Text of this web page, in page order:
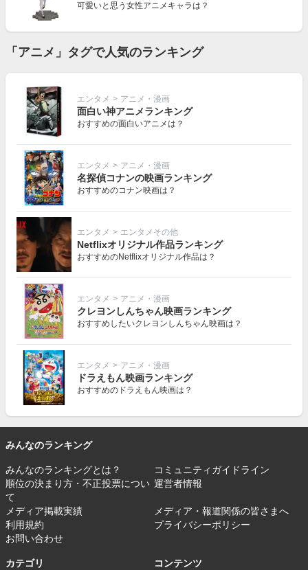
可愛いと思う女性アニメキャラは？
「アニメ」タグで人気のランキング
エンタメ > アニメ・漫画
面白い神アニメランキング
おすすめの面白いアニメは？
エンタメ > アニメ・漫画
名探偵コナンの映画ランキング
おすすめのコナン映画は？
エンタメ > エンタメその他
Netflixオリジナル作品ランキング
おすすめのNetflixオリジナル作品は？
エンタメ > アニメ・漫画
クレヨンしんちゃん映画ランキング
おすすめしたいクレヨンしんちゃん映画は？
エンタメ > アニメ・漫画
ドラえもん映画ランキング
おすすめのドラえもん映画は？
みんなのランキング
みんなのランキングとは？
コミュニティガイドライン
順位の決まり方・不正投票につい
て
運営者情報
メディア掲載実績
メディア・報道関係の皆さまへ
利用規約
プライバシーポリシー
お問い合わせ
カテゴリ コンテンツ